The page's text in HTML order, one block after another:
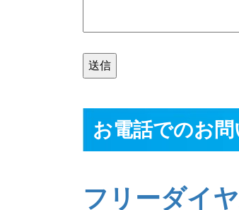
お電話でのお
フリーダイ